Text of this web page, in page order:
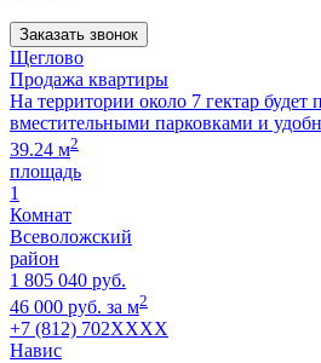
Заказать звонок
Щеглово
Продажа квартиры
На территории около 7 гектар
вместительными парковками и
39.24 м2
площадь
1
Комнат
Всеволожский
район
1 805 040 руб.
46 000 руб. за м2
+7 (812) 702XXXX
Навис